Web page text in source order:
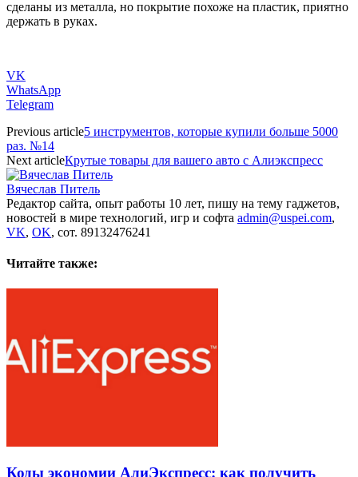
сделаны из металла, но покрытие похоже на пластик, приятно
держать в руках.
VK
WhatsApp
Telegram
Previous article5 инструментов, которые купили больше 5000
раз. №14
Next articleКрутые товары для вашего авто с Алиэкспресс
Вячеслав Питель
Редактор сайта, опыт работы 10 лет, пишу на тему гаджетов,
новостей в мире технологий, игр и софта admin@uspei.com,
VK, OK, сот. 89132476241
Читайте также:
Коды экономии АлиЭкспресс: как получить